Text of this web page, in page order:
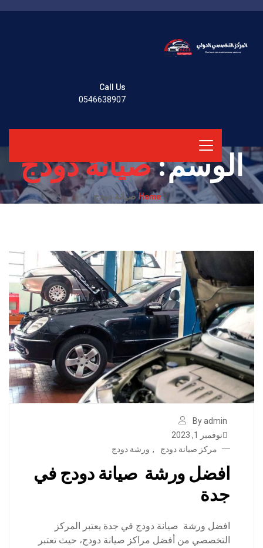
Call Us
0546638907
الوسم:صيانة دودج
Homeصيانة دودج
By admin
نوفمبر 1, 2023
مركز صيانة دودج
, ورشة دودج
افضل ورشة صيانة دودج في
جدة
افضل ورشة صيانة دودج في جدة يعتبر المركز
التخصصي من أفضل مراكز صيانة دودج، حيث تعتبر